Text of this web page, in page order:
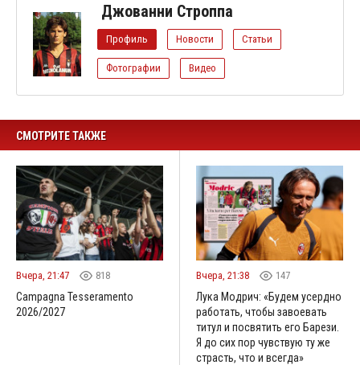
Джованни Строппа
Профиль Новости Статьи
Фотографии Видео
СМОТРИТЕ ТАКЖЕ
Вчера, 21:47 818
Campagna Tesseramento
2026/2027
Вчера, 21:38 147
Лука Модрич: «Будем усердно
работать, чтобы завоевать
титул и посвятить его Барези.
Я до сих пор чувствую ту же
страсть, что и всегда»